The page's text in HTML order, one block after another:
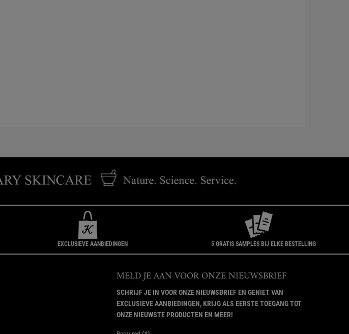
EXCLUSIEVE AANBIEDINGEN 5 GRATIS SAMPLES BIJ ELKE BESTELLING
MELD JE AAN VOOR ONZE NIEUWSBRIEF
SCHRIJF JE IN VOOR ONZE NIEUWSBRIEF EN GENIET VAN
EXCLUSIEVE AANBIEDINGEN, KRIJG ALS EERSTE TOEGANG TOT
ONZE NIEUWSTE PRODUCTEN EN MEER!